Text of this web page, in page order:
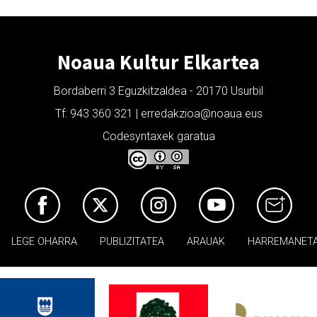
Noaua Kultur Elkartea
Bordaberri 3 Eguzkitzaldea - 20170 Usurbil
Tf: 943 360 321 | erredakzioa@noaua.eus
Codesyntaxek garatua
LEGE OHARRA PUBLIZITATEA ARAUAK